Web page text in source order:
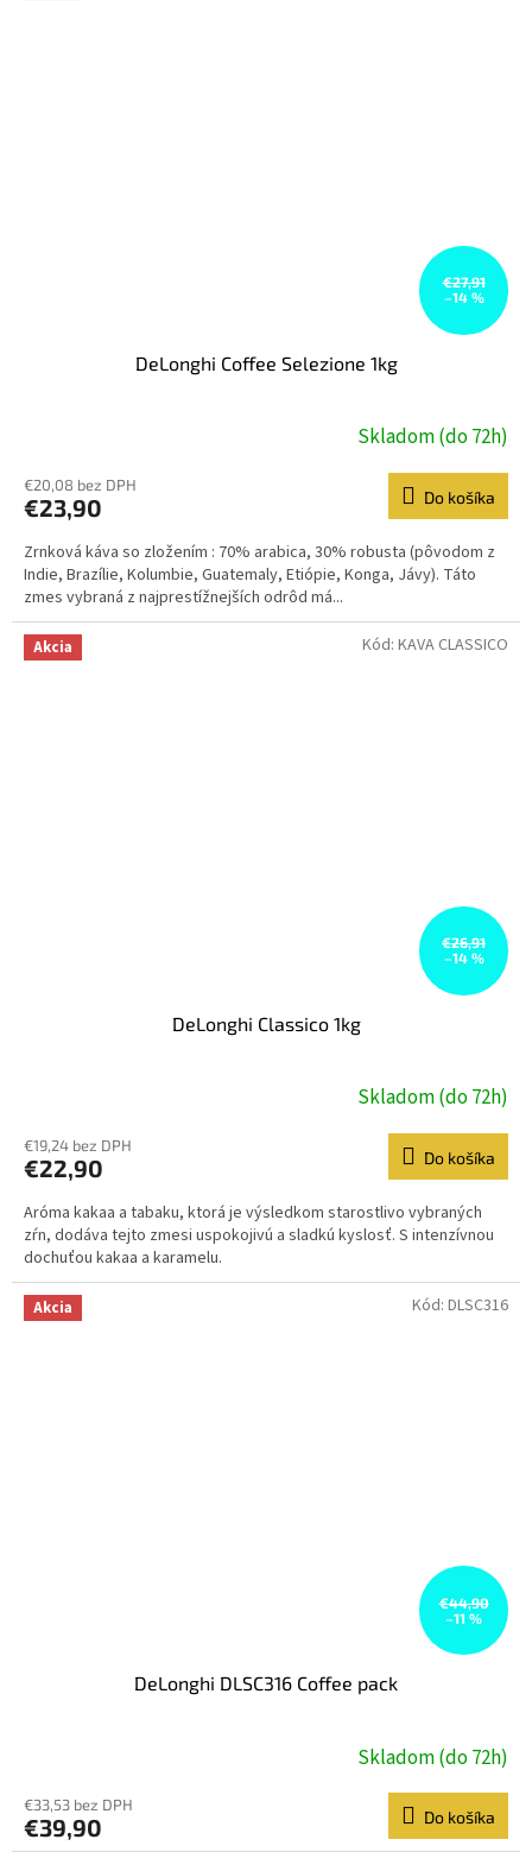
€27,91
–14 %
DeLonghi Coffee Selezione 1kg
Skladom (do 72h)
€20,08 bez DPH
€23,90 Do košíka
Zrnková káva so zložením : 70% arabica, 30% robusta (pôvodom z
Indie, Brazílie, Kolumbie, Guatemaly, Etiópie, Konga, Jávy). Táto
zmes vybraná z najprestížnejších odrôd má...
Akcia
€26,91
–14 %
DeLonghi Classico 1kg
Skladom (do 72h)
€19,24 bez DPH
€22,90 Do košíka
Aróma kakaa a tabaku, ktorá je výsledkom starostlivo vybraných
zŕn, dodáva tejto zmesi uspokojivú a sladkú kyslosť. S intenzívnou
dochuťou kakaa a karamelu.
Kód: KAVA CLASSICO
Akcia
€44,90
–11 %
DeLonghi DLSC316 Coffee pack
Skladom (do 72h)
€33,53 bez DPH
€39,90 Do košíka
Kód: DLSC316